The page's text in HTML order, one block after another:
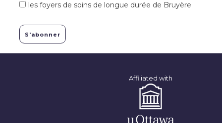
les foyers de soins de longue durée de Bruyère
Affiliated with